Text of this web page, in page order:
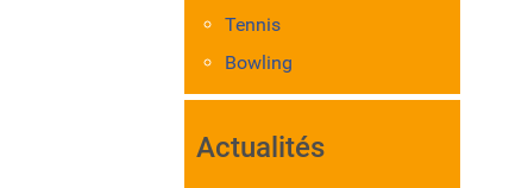
Tennis
Bowling
Actualités